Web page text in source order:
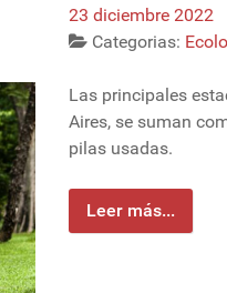
23 diciembre 2022
Categorias:
Las principales
Aires, se suman
pilas usadas.
Leer más...